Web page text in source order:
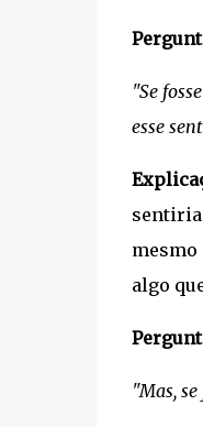
"Se
esse
sentiria
mesmo
algo
"Mas,